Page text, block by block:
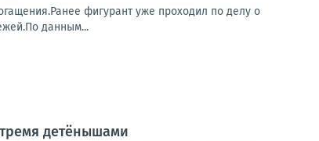
фигурант уже проходил по делу о
данным...
детёнышами